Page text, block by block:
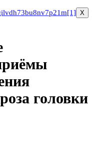
X
головки